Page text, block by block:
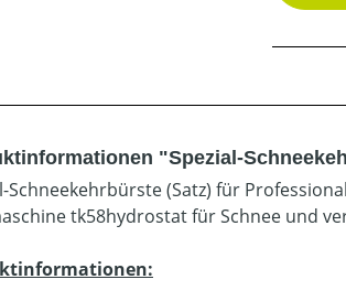
"Spezial-
Schneekehrbürste (Satz) für
tk58hydrostat für Schnee und